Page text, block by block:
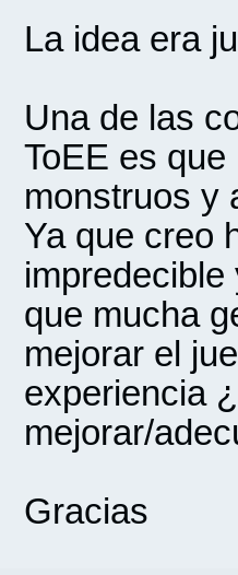
La idea era
Una de las
ToEE es
monstruos y
Ya que creo
que mucha
mejorar el
experiencia
mejorar/
Gracias